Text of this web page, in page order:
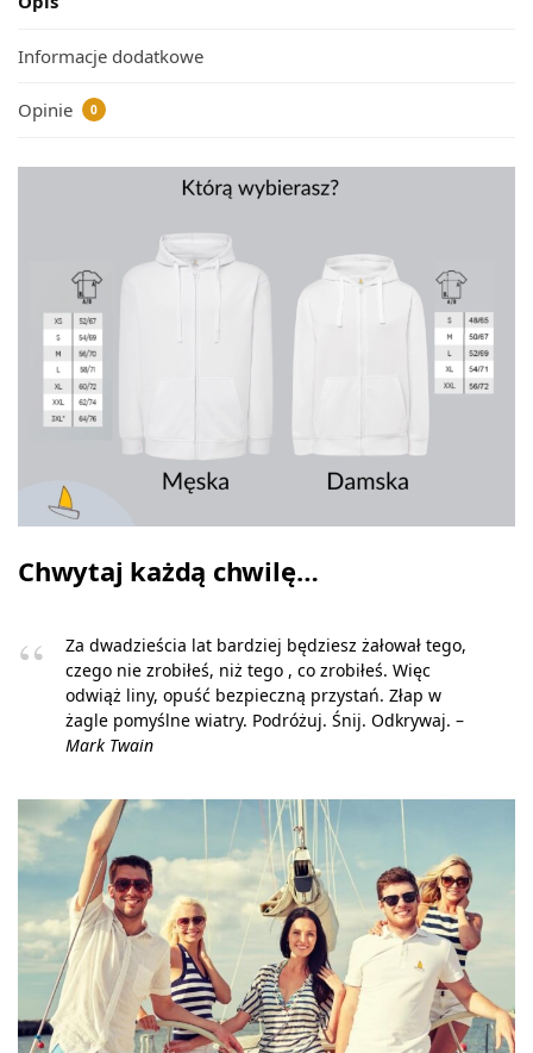
Informacje dodatkowe
Opinie 0
Chwytaj każdą chwilę…
Za dwadzieścia lat bardziej będziesz żałował tego,
czego nie zrobiłeś, niż tego , co zrobiłeś. Więc
odwiąż liny, opuść bezpieczną przystań. Złap w
żagle pomyślne wiatry. Podróżuj. Śnij. Odkrywaj. –
Mark Twain